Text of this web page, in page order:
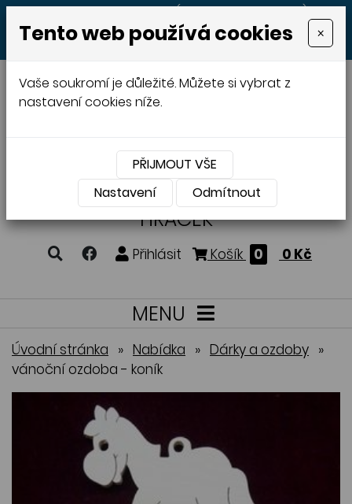
MENU
VÝROBA A PRODEJDŘEVĚNÝCH
HRAČEK
Přihlásit Košík 0 0 Kč
MENU
Úvodní stránka » Nabídka » Dárky a ozdoby »
vánoční ozdoba - koník
Tento web používá cookies ×
Vaše soukromí je důležité. Můžete si vybrat z
nastavení cookies níže.
PŘIJMOUT VŠE
Nastavení
Odmítnout